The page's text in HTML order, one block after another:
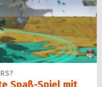
Spaß-Spiel mit